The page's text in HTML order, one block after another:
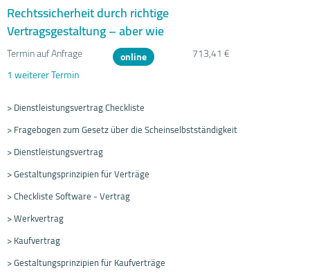
Rechtssicherheit durch richtige
Vertragsgestaltung – aber wie
Termin auf Anfrage online
713,41 €
1 weiterer Termin
> Dienstleistungsvertrag Checkliste
> Fragebogen zum Gesetz über die Scheinselbstständigkeit
> Dienstleistungsvertrag
> Gestaltungsprinzipien für Verträge
> Checkliste Software - Vertrag
> Werkvertrag
> Kaufvertrag
> Gestaltungsprinzipien für Kaufverträge